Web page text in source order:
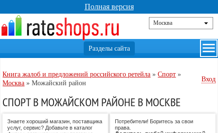
Полная версия
Книга жалоб и предложений российского ретейла »Спорт »
Москва »Можайский район
Вход
СПОРТ В МОЖАЙСКОМ РАЙОНЕ В МОСКВЕ
Знаете хороший магазин, поставщика
услуг, сервис? Добавьте в каталог
Потребители! Боритесь за свои
права.